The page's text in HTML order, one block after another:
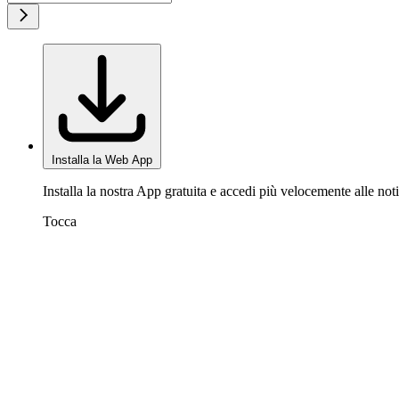
Installa la Web App
Installa la nostra App gratuita e accedi più velocemente alle
Tocca